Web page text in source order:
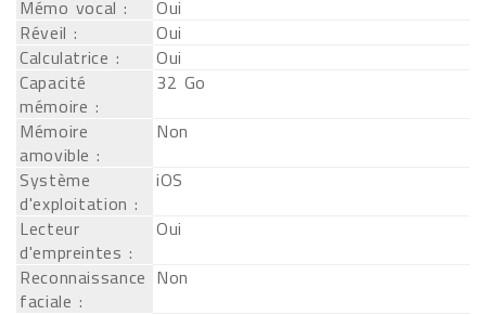
Mémo vocal :
Oui
Réveil :
Oui
Calculatrice :
Oui
Capacité
mémoire :
32 Go
Mémoire
amovible :
Non
Système
d'exploitation :
iOS
Lecteur
d'empreintes :
Oui
Reconnaissance
faciale :
Non